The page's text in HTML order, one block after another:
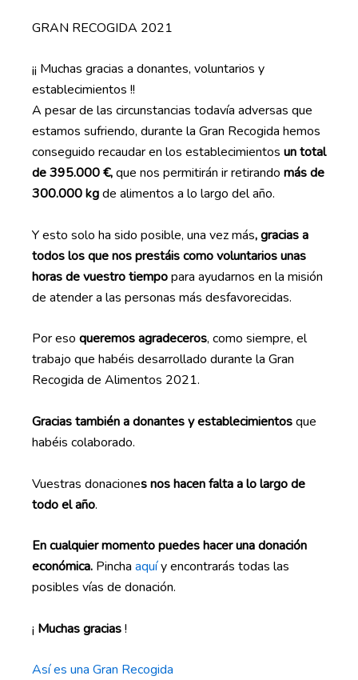
GRAN RECOGIDA 2021
¡¡ Muchas gracias a donantes, voluntarios y
establecimientos !!
A pesar de las circunstancias todavía adversas que
estamos sufriendo, durante la Gran Recogida hemos
conseguido recaudar en los establecimientos un total
de 395.000 €,que nos permitirán ir retirando más de
300.000 kgde alimentos a lo largo del año.
Y esto solo ha sido posible, una vez más, gracias a
todos los que nos prestáis como voluntarios unas
horas de vuestro tiempopara ayudarnos en la misión
de atender a las personas más desfavorecidas.
Por eso queremos agradeceros, como siempre, el
trabajo que habéis desarrollado durante la Gran
Recogida de Alimentos 2021.
Gracias también a donantes y establecimientosque
habéis colaborado.
Vuestras donaciones nos hacen falta a lo largo de
todo el año.
En cualquier momento puedes hacer una donación
económica. Pincha aquíy encontrarás todas las
posibles vías de donación.
¡ Muchas gracias!
Así es una Gran Recogida